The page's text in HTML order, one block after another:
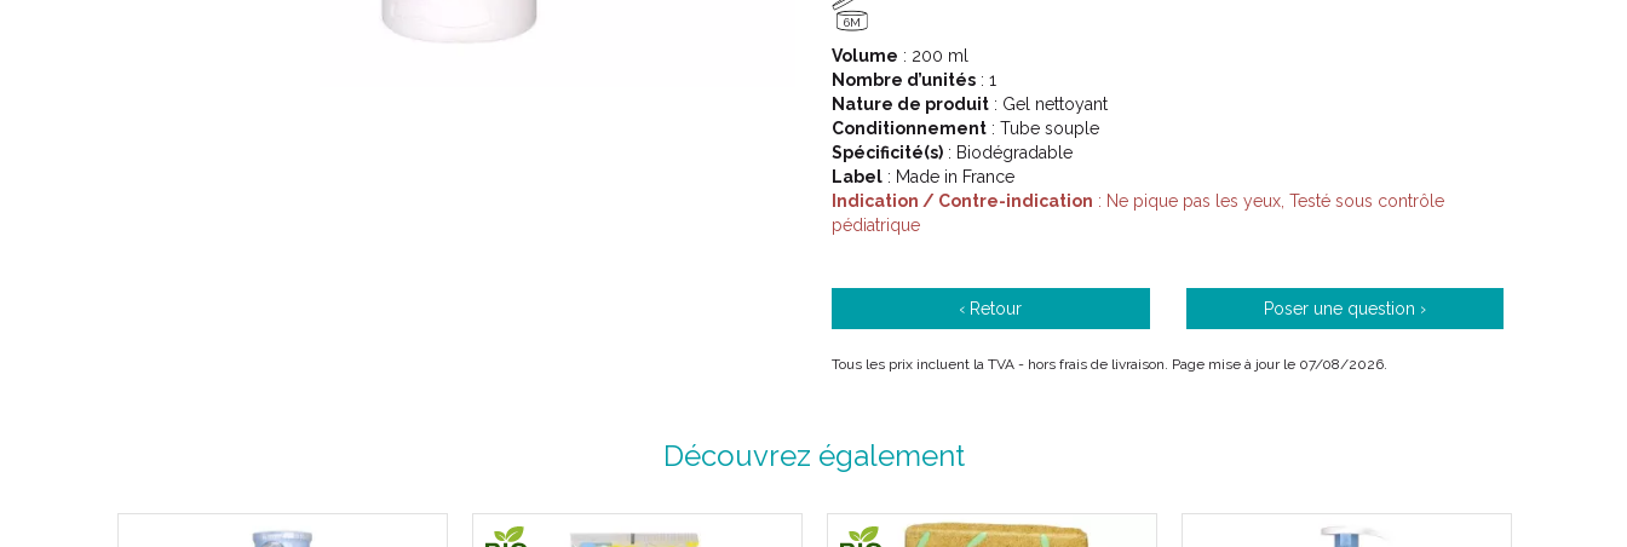
6M
Volume : 200 ml
Nombre d’unités : 1
Nature de produit : Gel nettoyant
Conditionnement : Tube souple
Spécificité(s) : Biodégradable
Label : Made in France
Indication / Contre-indication : Ne pique pas les yeux, Testé sous contrôle
pédiatrique
‹ Retour Poser une question ›
Tous les prix incluent la TVA - hors frais de livraison. Page mise à jour le 07/08/2026.
Découvrez également